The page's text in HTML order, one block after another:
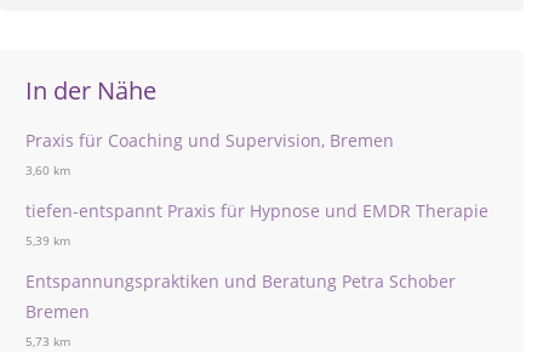
In der Nähe
Praxis für Coaching und Supervision, Bremen
3,60 km
tiefen-entspannt Praxis für Hypnose und EMDR Therapie
5,39 km
Entspannungspraktiken und Beratung Petra Schober
Bremen
5,73 km